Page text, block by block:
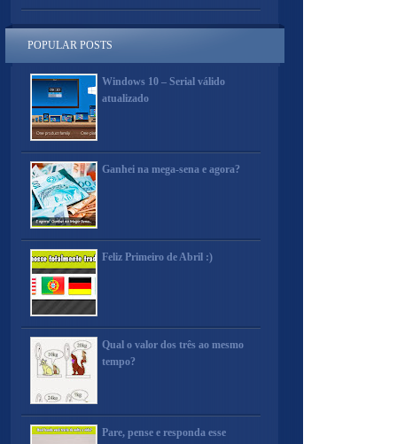
POPULAR POSTS
Windows 10 – Serial válido
atualizado
Ganhei na mega-sena e agora?
Feliz Primeiro de Abril :)
Qual o valor dos três ao mesmo
tempo?
Pare, pense e responda esse